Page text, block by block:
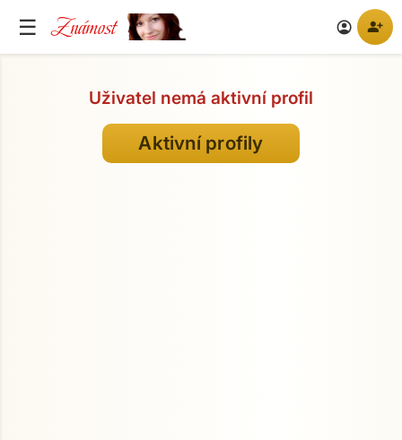
☰ Známost account_circle person_add
Uživatel nemá aktivní profil
Aktivní profily